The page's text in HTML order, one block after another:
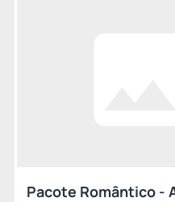
Pacote Romântico -